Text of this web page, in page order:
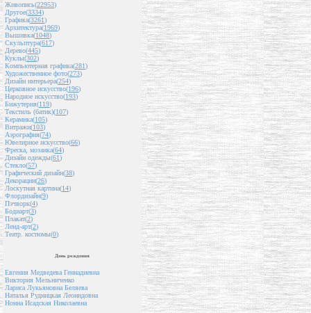
Живопись(22953)
Другое(3334)
Графика(3261)
Архитектура(1969)
Вышивка(1048)
Скульптура(617)
Дерево(445)
Куклы(302)
Компьютерная графика(281)
Художественное фото(273)
Дизайн интерьера(254)
Церковное искусство(196)
Народное искусство(193)
Бижутерия(119)
Текстиль (батик)(107)
Керамика(105)
Витражи(103)
Аэрография(74)
Ювелирное искусство(66)
Фреска, мозаика(64)
Дизайн одежды(61)
Стекло(57)
Графический дизайн(38)
Декорации(26)
Лоскутная картина(14)
Флордизайн(9)
Пэчворк(4)
Бодиарт(3)
Плакат(2)
Ленд-арт(2)
Театр. костюмы(0)
День рождения
Евгения Медведева Геннадиевна
Виктория Мельниченко
Лариса Лукьяновна Беляева
Наталья Рудницкая Леонидовна
Нонна Исадская Николаевна